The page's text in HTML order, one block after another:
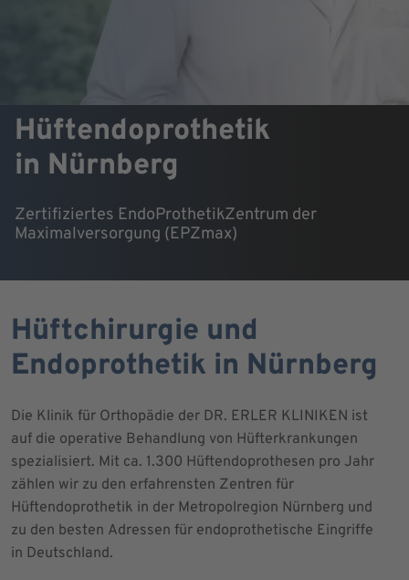
Hüftendoprothetik
in Nürnberg
Zertifiziertes EndoProthetikZentrum der
Maximalversorgung (EPZmax)
Hüftchirurgie und
Endoprothetik in Nürnberg
Die Klinik für Orthopädie der DR. ERLER KLINIKEN ist
auf die operative Behandlung von Hüfterkrankungen
spezialisiert. Mit ca. 1.300 Hüftendoprothesen pro Jahr
zählen wir zu den erfahrensten Zentren für
Hüftendoprothetik in der Metropolregion Nürnberg und
zu den besten Adressen für endoprothetische Eingriffe
in Deutschland.